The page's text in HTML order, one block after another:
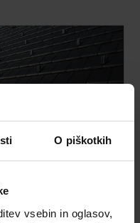
O piškotkih
vsebin in oglasov,